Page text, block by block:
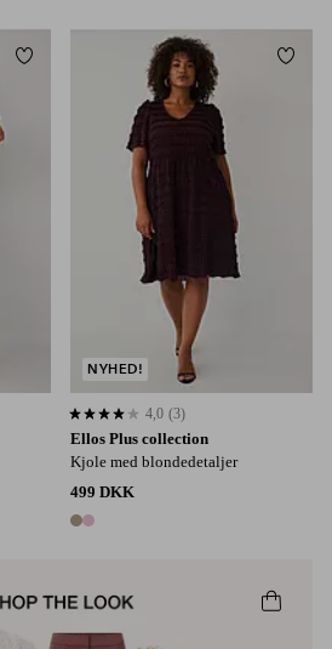
Tilføj til favoritter
Ellos Plus collection
Kjole med blondedetaljer
499 DKK
2 farver
4,0 baseret på 3 bedømmelser
4,0 (3)
NYHED!
3XL4XL